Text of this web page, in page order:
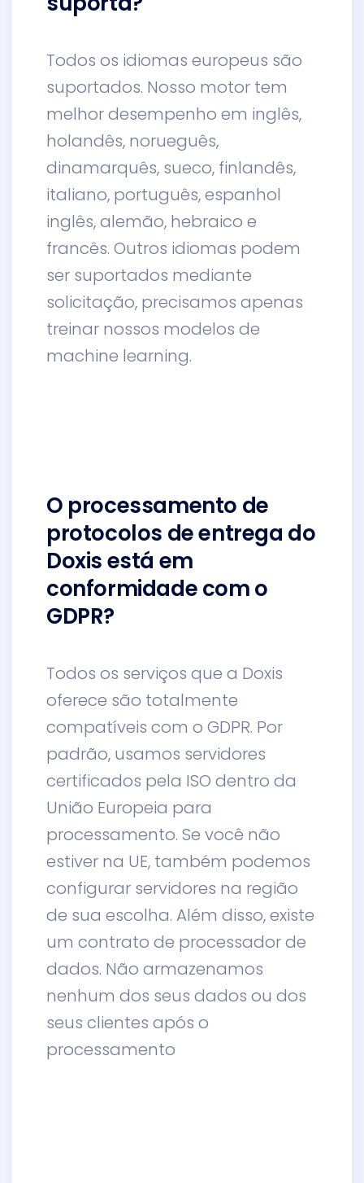
Todos os idiomas europeus são
suportados. Nosso motor tem
melhor desempenho em inglês,
holandês, norueguês,
dinamarquês, sueco, finlandês,
italiano, português, espanhol
inglês, alemão, hebraico e
francês. Outros idiomas podem
ser suportados mediante
solicitação, precisamos apenas
treinar nossos modelos de
machine learning.
O processamento de
protocolos de entrega do
Doxis está em
conformidade com o
GDPR?
Todos os serviços que a Doxis
oferece são totalmente
compatíveis com o GDPR. Por
padrão, usamos servidores
certificados pela ISO dentro da
União Europeia para
processamento. Se você não
estiver na UE, também podemos
configurar servidores na região
de sua escolha. Além disso, existe
um contrato de processador de
dados. Não armazenamos
nenhum dos seus dados ou dos
seus clientes após o
processamento